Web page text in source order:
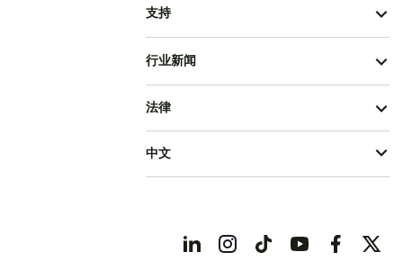
支持
行业新闻
法律
中文